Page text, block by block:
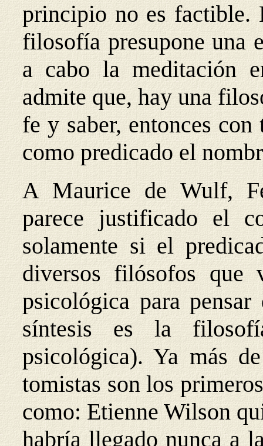
principio no es factible.
filosofía presupone una
a cabo la meditación
admite que, hay una
fe y saber, entonces
como predicado el
A Maurice de Wulf,
parece justificado el
solamente si el
diversos filósofos
psicológica para
síntesis es la
psicológica). Ya más
tomistas son los
como: Etienne Wilson
habría llegado nunca a